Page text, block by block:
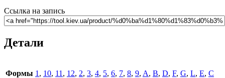
Ссылка на запись
Детали
Формы 1 , 10, 11 , 12, 2, 3, 4, 5, 6, 7, 8, 9, A, B, D, F, G, L, Е, С